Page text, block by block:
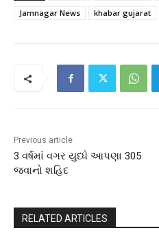
Jamnagar News
khabar gujarat
Previous article
3 વર્ષમાં વગર યુધ્ધે આપણા 305
જવાનો શહિદ
RELATED ARTICLES